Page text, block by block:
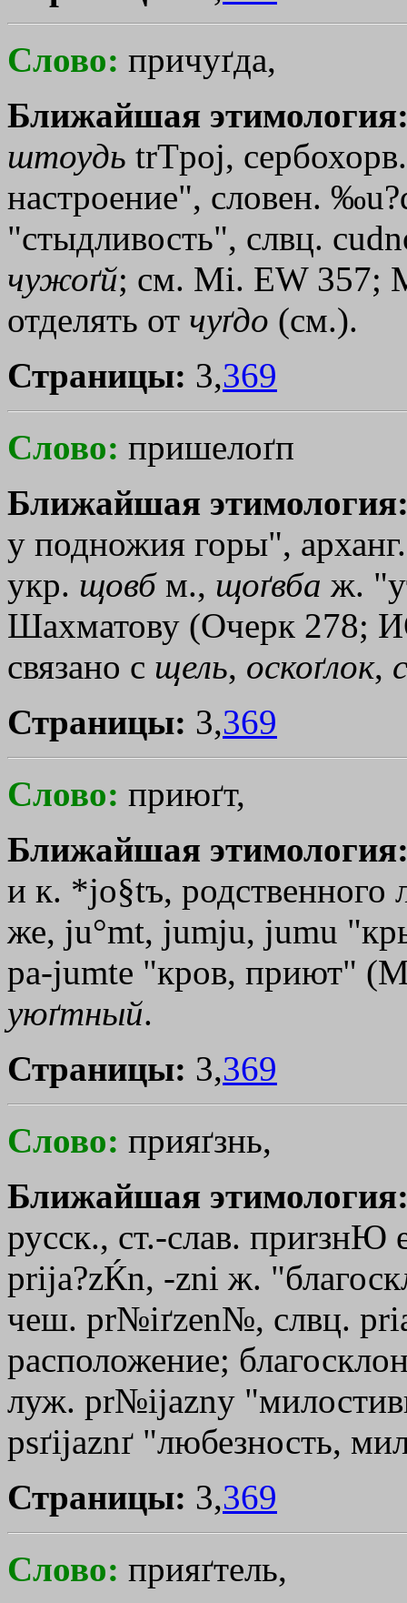
Слово: причуґда,
Ближайшая
штоудь trТpoj,
настроение", словен.
"стыдливость", слвц.
чужоґй; см. Мi. ЕW 357;
отделять от чуґдо (см.).
Страницы: 3,369
Слово: пришелоґп
Ближайшая
у подножия горы",
укр. щовбм., щоґвба ж.
Шахматову (Очерк 278;
связано с щель, оскоґлок,
Страницы: 3,369
Слово: приюґт,
Ближайшая
и к. *jo§tъ,
же, ju°mt, jumju, jumu
pa-jumte "кров, приют"
уюґтный.
Страницы: 3,369
Слово: прияґзнь,
Ближайшая
русск., ст.-слав. приrзнЮ
prija?zЌn, -zni ж.
чеш. pr№iґzen№, слвц.
расположение;
луж. pr№ijazny
psґijaznґ "любезность,
Страницы: 3,369
Слово: прияґтель,